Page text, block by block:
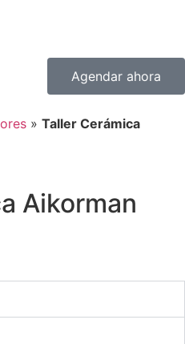
Agendar ahora
» Taller Cerámica
Aikorman